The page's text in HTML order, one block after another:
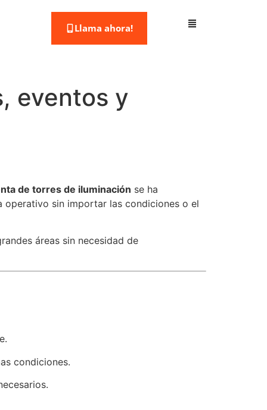
Llama ahora!
eventos y
de torres de iluminación se ha
sin importar las condiciones o el
áreas sin necesidad de
condiciones.